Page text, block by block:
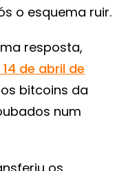
o esquema ruir.
resposta,
de abril de
bitcoins da
num